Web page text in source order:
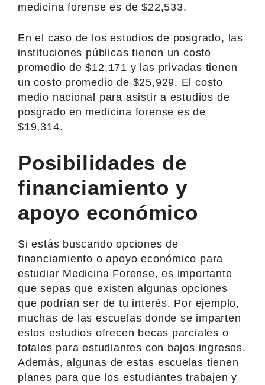
medicina forense es de $22,533.
En el caso de los estudios de posgrado, las
instituciones públicas tienen un costo
promedio de $12,171 y las privadas tienen
un costo promedio de $25,929. El costo
medio nacional para asistir a estudios de
posgrado en medicina forense es de
$19,314.
Posibilidades de
financiamiento y
apoyo económico
Si estás buscando opciones de
financiamiento o apoyo económico para
estudiar Medicina Forense, es importante
que sepas que existen algunas opciones
que podrían ser de tu interés. Por ejemplo,
muchas de las escuelas donde se imparten
estos estudios ofrecen becas parciales o
totales para estudiantes con bajos ingresos.
Además, algunas de estas escuelas tienen
planes para que los estudiantes trabajen y